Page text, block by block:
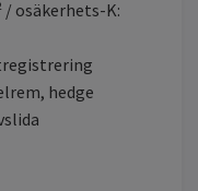
/ osäkerhets-K:
hedge